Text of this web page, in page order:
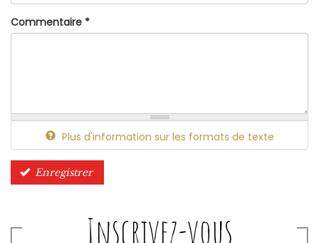
Commentaire *
Plus d'information sur les formats de texte
Enregistrer
Inscrivez-vous